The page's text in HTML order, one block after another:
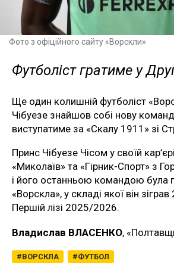
Фото з офіційного сайту «Ворскли»
Футболіст гратиме у
Ще один колишній футболіст
Чібуезе знайшов собі нову
виступатиме за «Скалу 1911» зі
Принс Чібуезе Чісом у своїй
«Миколаїв» та «Гірник-Спорт» з
і його останньою командою була
«Ворскла», у складі якої він
Першій лізі 2025/2026.
Владислав ВЛАСЕНКО,
ВОРСКЛА ФУТБОЛ